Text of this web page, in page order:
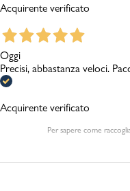
Acquirente verificato
Oggi
Precisi, abbastanza veloci.
Acquirente verificato
Per sapere come